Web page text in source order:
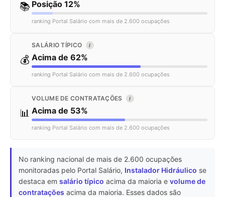
📚 Posição 12%
ranking Portal Salário com mais de 2.600 ocupações
💰
SALÁRIO TÍPICO I
Acima de 62%
ranking Portal Salário com mais de 2.600 ocupações
📊
VOLUME DE CONTRATAÇÕES I
Acima de 53%
ranking Portal Salário com mais de 2.600 ocupações
No ranking nacional de mais de 2.600 ocupações
monitoradas pelo Portal Salário, Instalador Hidráulico se
destaca em salário típico acima da maioria e volume de
contratações acima da maioria. Esses dados são